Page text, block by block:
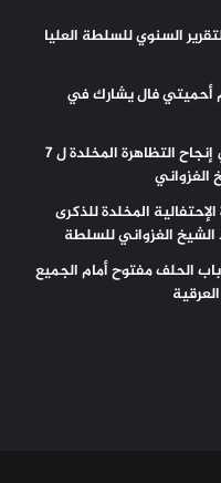
السنوي للسلطة العليا
أحميتي فال يشارك في
كيفه/ حضرا من نواكشوط للمشاركة في إنجاح التظاهرة المخلدة ل 7
المخلدة للذكرى
الغزواني للسلطة
الحلف مفتوح أمام الجميع